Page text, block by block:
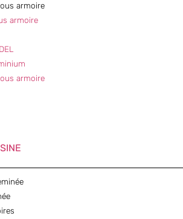
armoire
armoire
armoire